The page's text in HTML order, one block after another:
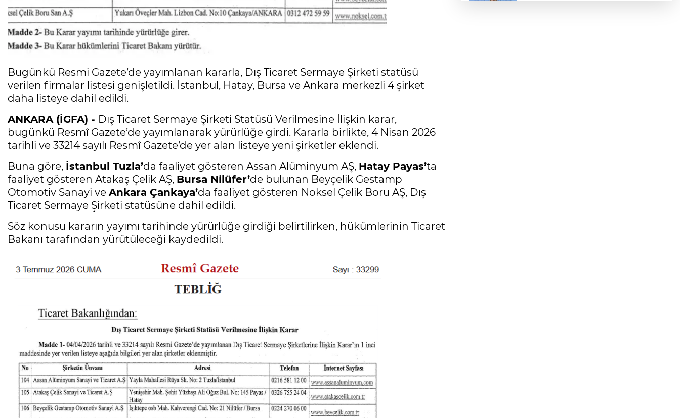
Bugünkü Resmi Gazete’de yayımlanan kararla, Dış Ticaret Sermaye Şirketi statüsü
verilen firmalar listesi genişletildi. İstanbul, Hatay, Bursa ve Ankara merkezli 4 şirket
daha listeye dahil edildi.
ANKARA (İGFA) - Dış Ticaret Sermaye Şirketi Statüsü Verilmesine İlişkin karar,
bugünkü Resmî Gazete’de yayımlanarak yürürlüğe girdi. Kararla birlikte, 4 Nisan 2026
tarihli ve 33214 sayılı Resmî Gazete’de yer alan listeye yeni şirketler eklendi.
Buna göre, İstanbul Tuzla’da faaliyet gösteren Assan Alüminyum AŞ, Hatay Payas’ta
faaliyet gösteren Atakaş Çelik AŞ, Bursa Nilüfer’de bulunan Beyçelik Gestamp
Otomotiv Sanayi ve Ankara Çankaya’da faaliyet gösteren Noksel Çelik Boru AŞ, Dış
Ticaret Sermaye Şirketi statüsüne dahil edildi.
Söz konusu kararın yayımı tarihinde yürürlüğe girdiği belirtilirken, hükümlerinin Ticaret
Bakanı tarafından yürütüleceği kaydedildi.